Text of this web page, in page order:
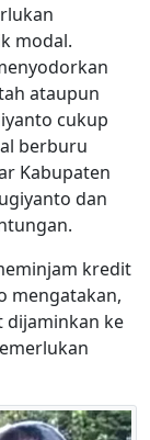
modal.
ataupun
cukup
berburu
Kabupaten
dan
kredit
mengatakan,
dijaminkan ke